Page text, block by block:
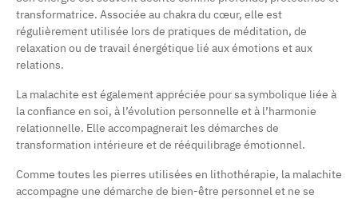
transformatrice. Associée au chakra du cœur, elle est
régulièrement utilisée lors de pratiques de méditation, de
relaxation ou de travail énergétique lié aux émotions et aux
relations.
La malachite est également appréciée pour sa symbolique liée à
la confiance en soi, à l’évolution personnelle et à l’harmonie
relationnelle. Elle accompagnerait les démarches de
transformation intérieure et de rééquilibrage émotionnel.
Comme toutes les pierres utilisées en lithothérapie, la malachite
accompagne une démarche de bien-être personnel et ne se